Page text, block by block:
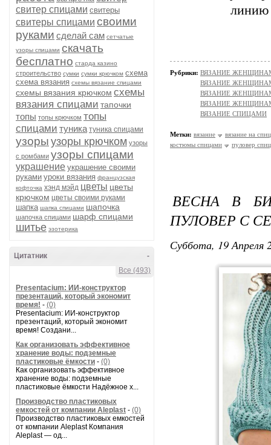
свитер спицами свитеры
свитеры спицами своими
руками сделай сам сетчатые
узоры спицами скачать
бесплатно старда казино
строительство сумки сумки крючком схема
схема вязания схемы вязание спицами
схемы вязания крючком схемы
вязания спицами тапочки
топы топы крючком топы
спицами туника туника спицами
узоры узоры крючком узоры
с ромбами узоры спицами
украшение украшение своими
руками уроки вязания французская
кофточка хэнд мэйд цветы цветы
крючком цветы своими руками
шапка шапка спицами шапочка
шапочка спицами шарф спицами
шитье эзотерика
-
Цитатник
Все (493)
Presentacium: ИИ‑конструктор
презентаций, который экономит
время! - (0)
Presentacium: ИИ‑конструктор
презентаций, который экономит
время! Создани...
Как организовать эффективное
хранение воды: подземные
пластиковые ёмкости - (0)
Как организовать эффективное
хранение воды: подземные
пластиковые ёмкости Надёжное х...
Производство пластиковых
емкостей от компании Aleplast - (0)
Производство пластиковых емкостей
от компании Aleplast Компания
Aleplast — од...
линию
Рубрики: ВЯЗАНИЕ ЖЕНЩИНАМ/
ВЯЗАНИЕ
ВЯЗАНИЕ ЖЕНЩИНАМ/
ВЯЗАНИЕ
ВЯЗАНИЕ СПИЦАМИ
Метки: вязание
вязание на
костюмы спицами
пуловер
ВЕСНА В
ПУЛОВЕР С
Суббота, 19 Апреля